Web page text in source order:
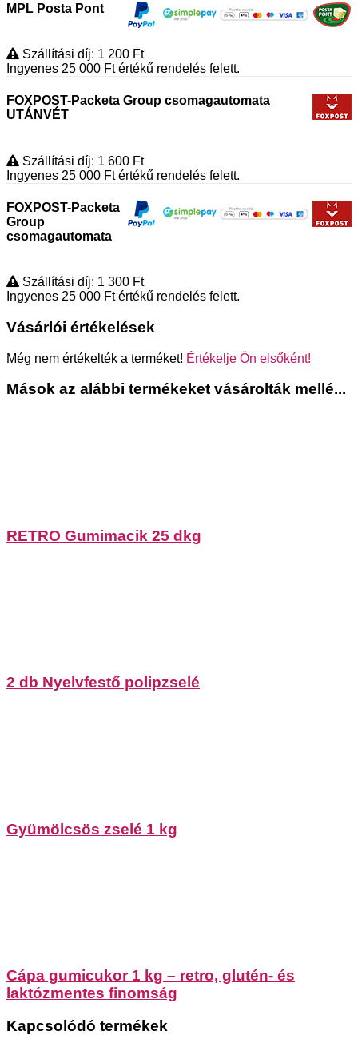
MPL Posta Pont
Szállítási díj: 1 200 Ft
Ingyenes 25 000 Ftértékű rendelés felett.
FOXPOST-Packeta Group csomagautomata
UTÁNVÉT
Szállítási díj: 1 600 Ft
Ingyenes 25 000 Ftértékű rendelés felett.
FOXPOST-Packeta
Group
csomagautomata
Szállítási díj: 1 300 Ft
Ingyenes 25 000 Ftértékű rendelés felett.
Vásárlói értékelések
Még nem értékelték a terméket! Értékelje Ön elsőként!
Mások az alábbi termékeket vásárolták mellé...
RETRO Gumimacik 25 dkg
2 db Nyelvfestő polipzselé
Gyümölcsös zselé 1 kg
Cápa gumicukor 1 kg – retro, glutén- és
laktózmentes finomság
Kapcsolódó termékek